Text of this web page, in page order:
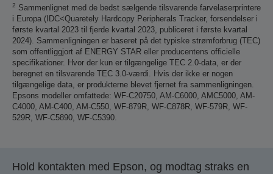
2 Sammenlignet med de bedst sælgende tilsvarende farvelaserprintere
i Europa (IDC<Quaretely Hardcopy Peripherals Tracker, forsendelser i
første kvartal 2023 til fjerde kvartal 2023, publiceret i første kvartal
2024). Sammenligningen er baseret på det typiske strømforbrug (TEC)
som offentliggjort af ENERGY STAR eller producentens officielle
specifikationer. Hvor der kun er tilgængelige TEC 2.0-data, er der
beregnet en tilsvarende TEC 3.0-værdi. Hvis der ikke er nogen
tilgængelige data, er produkterne blevet fjernet fra sammenligningen.
Epsons modeller omfattede: WF-C20750, AM-C6000, AMC5000, AM-
C4000, AM-C400, AM-C550, WF-879R, WF-C878R, WF-579R, WF-
529R, WF-C5890, WF-C5390.
Hold kontakten med Epson, og modtag straks en